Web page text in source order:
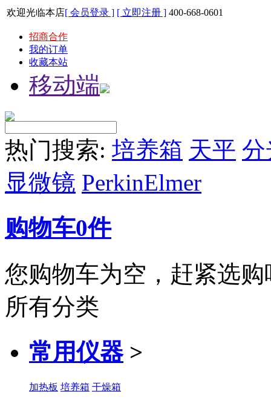
欢迎光临本店[ 会员登录 ] [ 立即注册 ] 400-668-0601
招商合作
我的订单
收藏本站
移动端
热门搜索: 培养箱 天平 分
显微镜 PerkinElmer
购物车0件
您购物车为空，赶紧选购
所有分类
常用仪器 >
加热板 培养箱 干燥箱